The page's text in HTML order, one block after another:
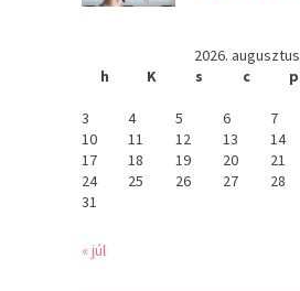
2026. augusztus
h
K s c p
3
4 5 6 7
10
11 12 13 14
17
18 19 20 21
24
25 26 27 28
31
« júl